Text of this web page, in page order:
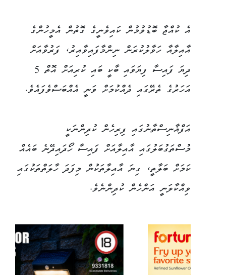
އެ ކުއްޖާ ބޮޑުވުމުން ކައިވެނީގެ ގޮތުން އެމީހުންގެ
އާއިލާއާ ހަވާލުކުރަން ނިންމާފައިވާއިރު، ފަރުވާއަށް
ދިޔަ ފައިސާ ފިޔަވައި ބާކީ ބައި ކުރިއަށް އޮތް 5
އަހަރުގެ ތެރޭގައި ދެއްކުމަށް ވަނީ އެއްބަސްވެފައެވެ.
އަފްޣާނިސްތާނުގައި ފިރިހެން ކުދިންނަކީ
މުސްތަގުބަލުގައި އާއިލާއަށް ފައިސާ ހޯދައިދޭނެ ބައެއް
ކަމަށް ބަލާތީ، ގިނަ އާއިލާތަކުން މިފަދަ ހާލަތްތަކުގައި
ވިއްކާލަނީ އަންހެން ކުދިންނެވެ.